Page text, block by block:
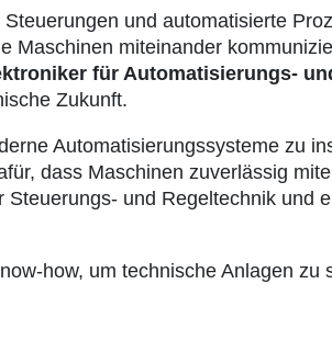
und automatisierte
Maschinen miteinander
für Automatisierungs-
Zukunft.
Automatisierungssysteme zu
dass Maschinen zuverlässig
und Regeltechnik und
how, um technische Anlagen